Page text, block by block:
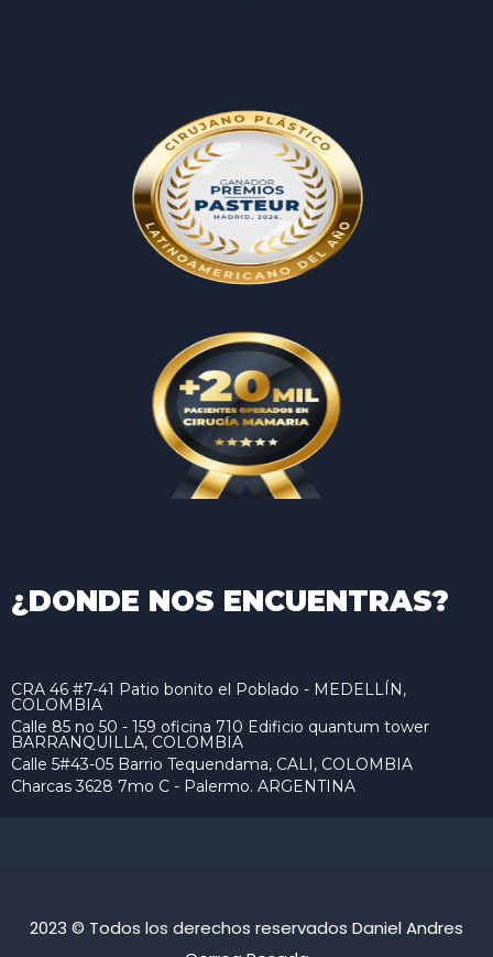
¿DONDE NOS ENCUENTRAS?
CRA 46 #7-41 Patio bonito el Poblado - MEDELLÍN,
COLOMBIA
Calle 85 no 50 - 159 oficina 710 Edificio quantum tower
BARRANQUILLA, COLOMBIA
Calle 5#43-05 Barrio Tequendama, CALI, COLOMBIA
Charcas 3628 7mo C - Palermo. ARGENTINA
2023 © Todos los derechos reservados Daniel Andres